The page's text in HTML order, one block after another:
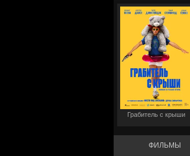
Грабитель с крыши
ФИЛЬМЫ